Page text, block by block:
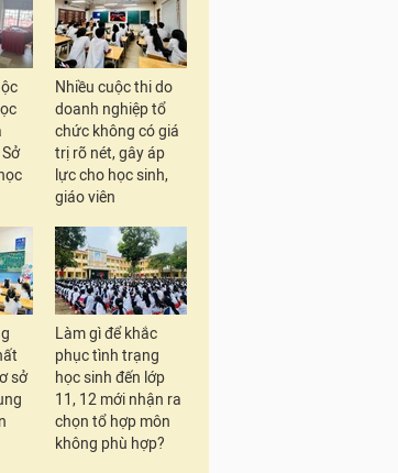
Nhiều cuộc thi do
doanh nghiệp tổ
chức không có giá
trị rõ nét, gây áp
lực cho học sinh,
giáo viên
sở
Làm gì để khắc
phục tình trạng
học sinh đến lớp
11, 12 mới nhận ra
chọn tổ hợp môn
không phù hợp?